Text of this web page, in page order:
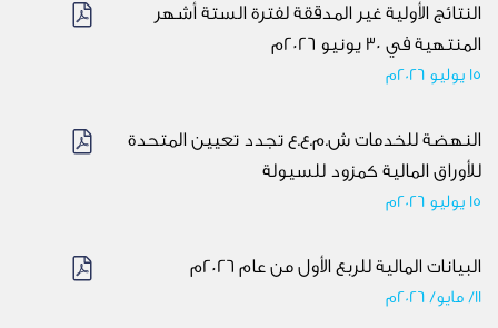
النتائج الأولية غير المدققة لفترة الستة أشهر
المنتهية في 30 يونيو 2026م
15 يوليو 2026م
النهضة للخدمات ش.م.ع.ع تجدد تعيين المتحدة
للأوراق المالية كمزود للسيولة
15 يوليو 2026م
البيانات المالية للربع الأول من عام 2026م
11/ مايو/ 2026م